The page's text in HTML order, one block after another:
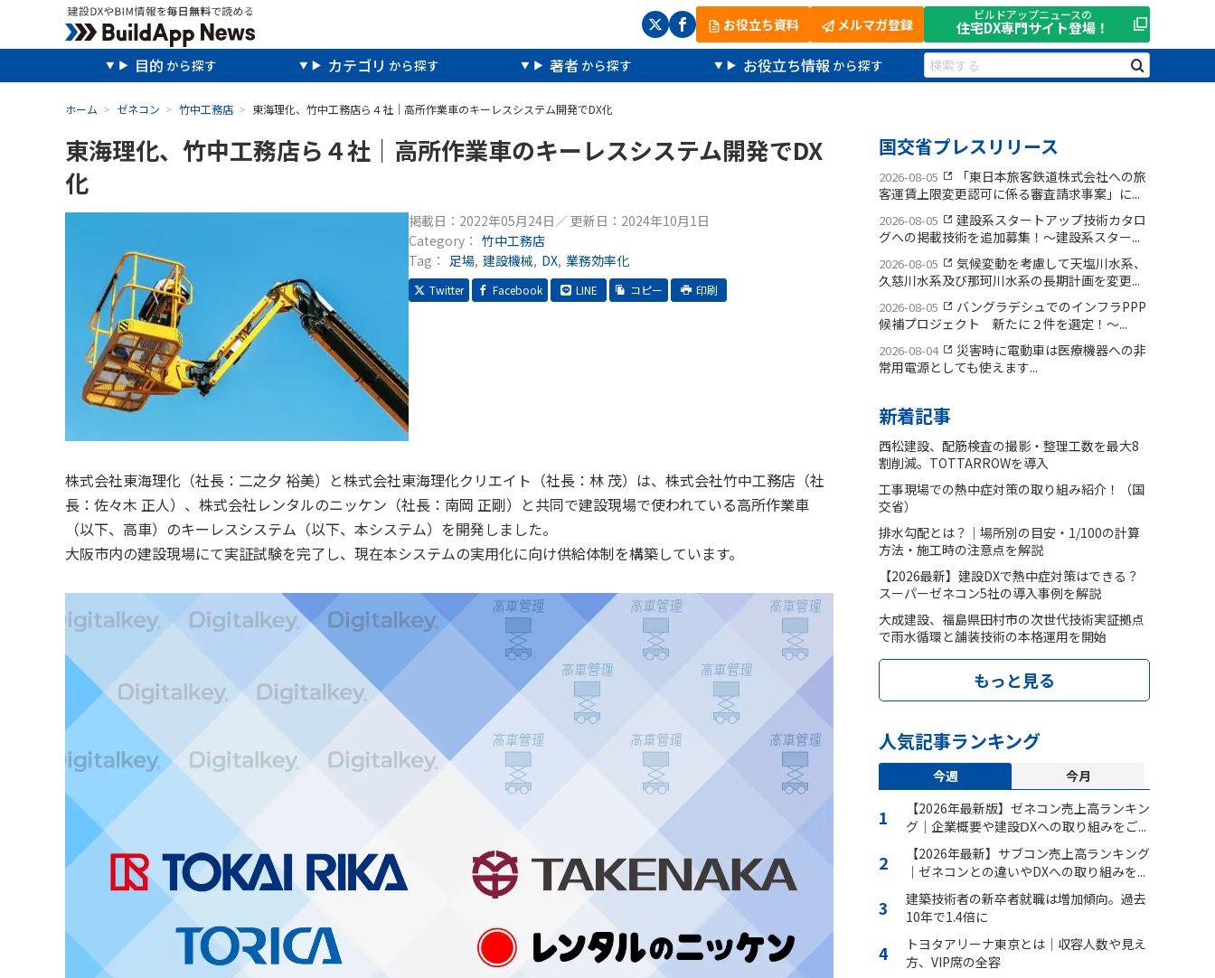
お役立ち資料 メルマガ登録
ビルドアップニュースの
住宅DX専門サイト登場！
目的 カテゴリ 著者 お役立ち情報
ホーム ゼネコン 竹中工務店 東海理化、竹中工務店ら４社｜高所作業車のキーレスシステム開発でDX化
東海理化、竹中工務店ら４社｜高所作業車のキーレスシステム開発でDX
化
掲載日： 2022年05月24日 ／ 更新日： 2024年10月1日
Category： 竹中工務店
Tag： 足場 建設機械 DX 業務効率化
Twitter Facebook LINE コピー 印刷
株式会社東海理化（社長：二之夕 裕美）と株式会社東海理化クリエイト（社長：林 茂）は、株式会社竹中工務店（社
長：佐々木 正人）、株式会社レンタルのニッケン（社長：南岡 正剛）と共同で建設現場で使われている高所作業車
（以下、高車）のキーレスシステム（以下、本システム）を開発しました。
大阪市内の建設現場にて実証試験を完了し、現在本システムの実用化に向け供給体制を構築しています。
国交省プレスリリース
2026-08-05
「東日本旅客鉄道株式会社への旅
客運賃上限変更認可に係る審査請求事案」に...
2026-08-05
建設系スタートアップ技術カタロ
グへの掲載技術を追加募集！〜建設系スター...
2026-08-05
気候変動を考慮して天塩川水系、
久慈川水系及び那珂川水系の長期計画を変更...
2026-08-05
バングラデシュでのインフラPPP
候補プロジェクト 新たに２件を選定！〜...
2026-08-04
災害時に電動車は医療機器への非
常用電源としても使えます...
新着記事
西松建設、配筋検査の撮影・整理工数を最大8
割削減。TOTTARROWを導入
工事現場での熱中症対策の取り組み紹介！（国
交省）
排水勾配とは？｜場所別の目安・1/100の計算
方法・施工時の注意点を解説
【2026最新】建設DXで熱中症対策はできる？
スーパーゼネコン5社の導入事例を解説
大成建設、福島県田村市の次世代技術実証拠点
で雨水循環と舗装技術の本格運用を開始
もっと見る
人気記事ランキング
今週
今月
【2026年最新版】ゼネコン売上高ランキン
グ｜企業概要や建設ⅮXへの取り組みをご...
【2026年最新】サブコン売上高ランキング
｜ゼネコンとの違いやDXへの取り組みを...
建築技術者の新卒者就職は増加傾向。過去
10年で1.4倍に
トヨタアリーナ東京とは｜収容人数や見え
方、VIP席の全容